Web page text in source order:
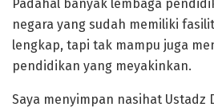
Padahal banyak lembaga
negara yang sudah memiliki
lengkap, tapi tak mampu juga
pendidikan yang meyakinkan.
Saya menyimpan nasihat Ustadz